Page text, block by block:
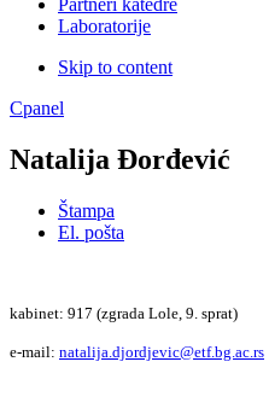
Laboratorije
Skip to content
Fluid
Cpanel
Natalija Đorđević
Štampa
El. pošta
kabinet: 917 (zgrada Lole, 9. sprat)
e-mail: natalija.djordjevic@etf.bg.ac.rs